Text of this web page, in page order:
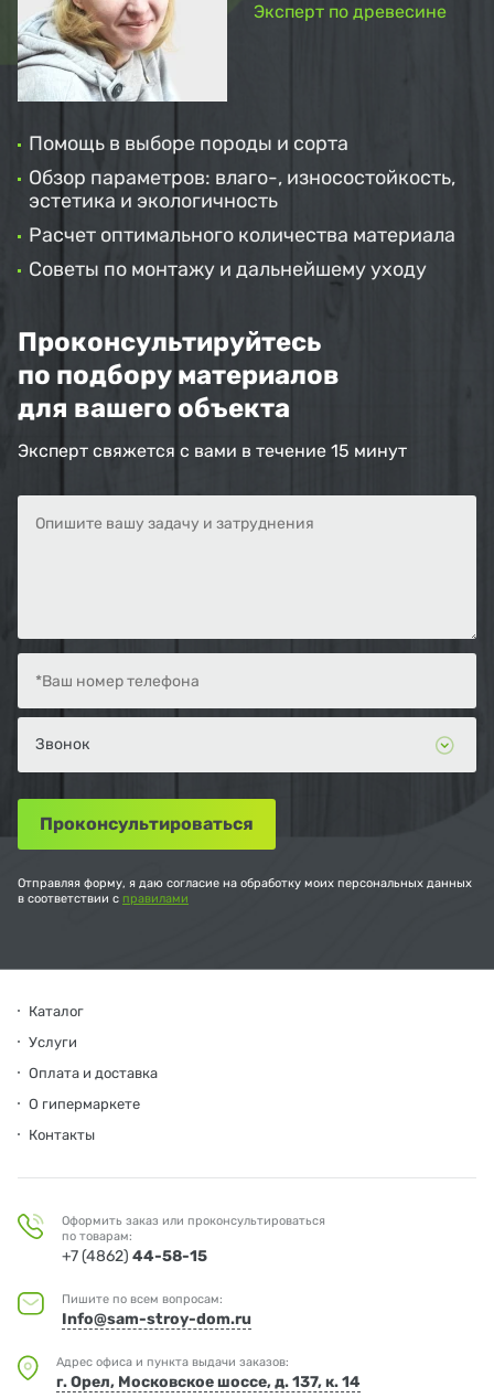
Эксперт по древесине
Помощь в выборе породы и сорта
Обзор параметров: влаго-, износостойкость,
эстетика и экологичность
Расчет оптимального количества материала
Советы по монтажу и дальнейшему уходу
Проконсультируйтесь
по подбору материалов
для вашего объекта
Эксперт свяжется с вами в течение 15 минут
Отправляя форму, я даю согласие на обработку моих персональных данных
в соответствии с правилами
Каталог
Услуги
Оплата и доставка
О гипермаркете
Контакты
Оформить заказ или проконсультироваться
по товарам:
+7 (4862) 44-58-15
Пишите по всем вопросам:
Info@sam-stroy-dom.ru
Адрес офиса и пункта выдачи заказов:
г. Орел, Московское шоссе, д. 137, к. 14